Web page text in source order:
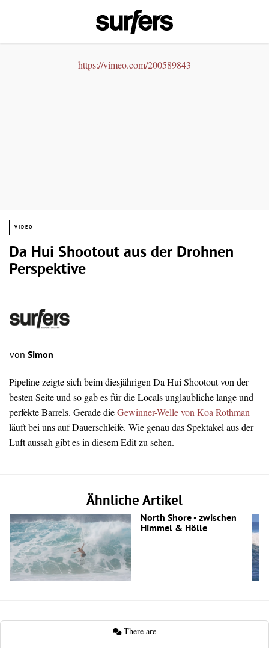
https://vimeo.com/200589843
VIDEO
Da Hui Shootout aus der Drohnen
Perspektive
von Simon
Pipeline zeigte sich beim diesjährigen Da Hui Shootout von der
besten Seite und so gab es für die Locals unglaubliche lange und
perfekte Barrels. Gerade dieGewinner-Welle von Koa Rothman
läuft bei uns auf Dauerschleife. Wie genau das Spektakel aus der
Luft aussah gibt es in diesem Edit zu sehen.
Ähnliche Artikel
North Shore - zwischen
Himmel & Hölle